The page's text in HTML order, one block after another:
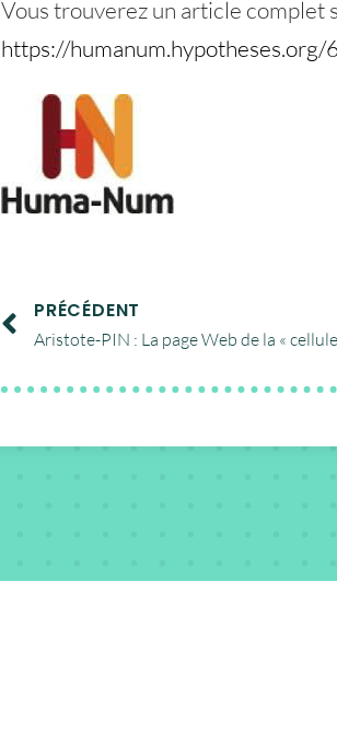
Vous trouverez un article complet
https://humanum.hypotheses.org/
PRÉCÉDENT